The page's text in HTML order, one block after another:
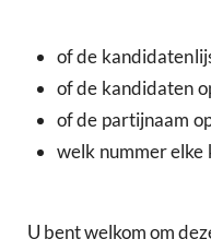
of de
of de kandidaten
of de partijnaam
welk nummer
U bent welkom om